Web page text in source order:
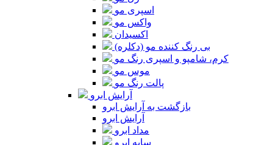
اسپری مو
واکس مو
اکسیدان
بی رنگ کننده مو (دکلره)
کرم، شامپو و اسپری رنگ مو
موس مو
پالت رنگ مو
آرایش ابرو
بازگشت به آرایش ابرو
آرایش ابرو
مداد ابرو
سایه ابرو